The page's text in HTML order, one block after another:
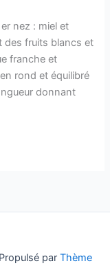
nez : miel et
des fruits blancs et
franche et
rond et équilibré
donnant
par Thème